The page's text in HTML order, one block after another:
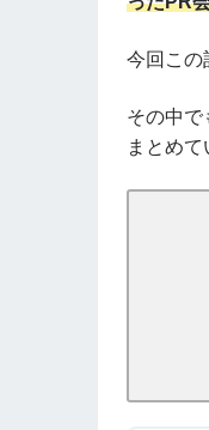
今回この
その中で
まとめ